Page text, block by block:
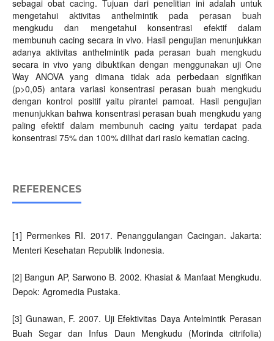
sebagai obat cacing. Tujuan dari penelitian ini adalah untuk
mengetahui aktivitas anthelmintik pada perasan buah
mengkudu dan mengetahui konsentrasi efektif dalam
membunuh cacing secara in vivo. Hasil pengujian menunjukkan
adanya aktivitas anthelmintik pada perasan buah mengkudu
secara in vivo yang dibuktikan dengan menggunakan uji One
Way ANOVA yang dimana tidak ada perbedaan signifikan
(p>0,05) antara variasi konsentrasi perasan buah mengkudu
dengan kontrol positif yaitu pirantel pamoat. Hasil pengujian
menunjukkan bahwa konsentrasi perasan buah mengkudu yang
paling efektif dalam membunuh cacing yaitu terdapat pada
konsentrasi 75% dan 100% dilihat dari rasio kematian cacing.
REFERENCES
[1] Permenkes RI. 2017. Penanggulangan Cacingan. Jakarta:
Menteri Kesehatan Republik Indonesia.
[2] Bangun AP, Sarwono B. 2002. Khasiat & Manfaat Mengkudu.
Depok: Agromedia Pustaka.
[3] Gunawan, F. 2007. Uji Efektivitas Daya Antelmintik Perasan
Buah Segar dan Infus Daun Mengkudu (Morinda citrifolia)